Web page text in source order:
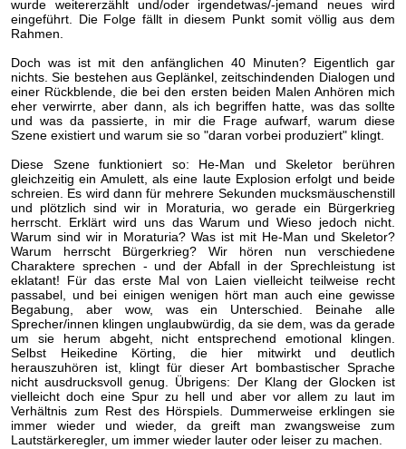
wurde weitererzählt und/oder irgendetwas/-jemand neues wird
eingeführt. Die Folge fällt in diesem Punkt somit völlig aus dem
Rahmen.
Doch was ist mit den anfänglichen 40 Minuten? Eigentlich gar
nichts. Sie bestehen aus Geplänkel, zeitschindenden Dialogen und
einer Rückblende, die bei den ersten beiden Malen Anhören mich
eher verwirrte, aber dann, als ich begriffen hatte, was das sollte
und was da passierte, in mir die Frage aufwarf, warum diese
Szene existiert und warum sie so "daran vorbei produziert" klingt.
Diese Szene funktioniert so: He-Man und Skeletor berühren
gleichzeitig ein Amulett, als eine laute Explosion erfolgt und beide
schreien. Es wird dann für mehrere Sekunden mucksmäuschenstill
und plötzlich sind wir in Moraturia, wo gerade ein Bürgerkrieg
herrscht. Erklärt wird uns das Warum und Wieso jedoch nicht.
Warum sind wir in Moraturia? Was ist mit He-Man und Skeletor?
Warum herrscht Bürgerkrieg? Wir hören nun verschiedene
Charaktere sprechen - und der Abfall in der Sprechleistung ist
eklatant! Für das erste Mal von Laien vielleicht teilweise recht
passabel, und bei einigen wenigen hört man auch eine gewisse
Begabung, aber wow, was ein Unterschied. Beinahe alle
Sprecher/innen klingen unglaubwürdig, da sie dem, was da gerade
um sie herum abgeht, nicht entsprechend emotional klingen.
Selbst Heikedine Körting, die hier mitwirkt und deutlich
herauszuhören ist, klingt für dieser Art bombastischer Sprache
nicht ausdrucksvoll genug. Übrigens: Der Klang der Glocken ist
vielleicht doch eine Spur zu hell und aber vor allem zu laut im
Verhältnis zum Rest des Hörspiels. Dummerweise erklingen sie
immer wieder und wieder, da greift man zwangsweise zum
Lautstärkeregler, um immer wieder lauter oder leiser zu machen.